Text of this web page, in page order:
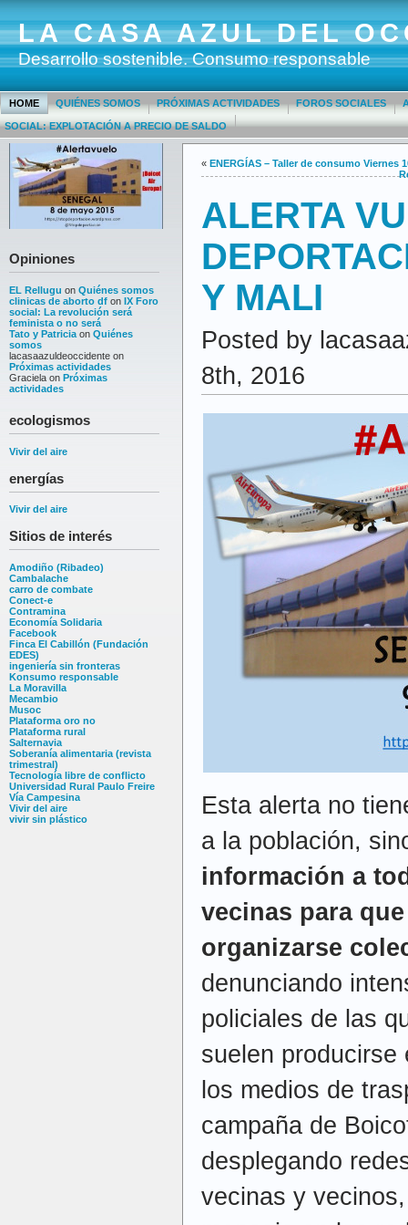
LA CASA AZUL DEL
Desarrollo sostenible. Consumo responsable
HOME QUIÉNES SOMOS PRÓXIMAS ACTIVIDADES FOROS SOCIALES
SOCIAL: EXPLOTACIÓN A PRECIO DE SALDO
Opiniones
EL Rellugu on Quiénes somos
clinicas de aborto df on IX Foro
social: La revolución será
feminista o no será
Tato y Patricia on Quiénes
somos
lacasaazuldeoccidente on
Próximas actividades
Graciela on Próximas
actividades
ecologismos
Vivir del aire
energías
Vivir del aire
Sitios de interés
Amodiño (Ribadeo)
Cambalache
carro de combate
Conect-e
Contramina
Economía Solidaria
Facebook
Finca El Cabillón (Fundación
EDES)
ingeniería sin fronteras
Konsumo responsable
La Moravilla
Mecambio
Musoc
Plataforma oro no
Plataforma rural
Salternavia
Soberanía alimentaria (revista
trimestral)
Tecnología libre de conflicto
Universidad Rural Paulo Freire
Vía Campesina
Vivir del aire
vivir sin plástico
« ENERGÍAS – Taller de consumo Viernes
ALERTA
Y MALI
Posted by
8th, 2016
Esta alerta no
a la población,
información a
vecinas para
organizarse
denunciando
policiales de las
suelen producirse
los medios de
campaña de
desplegando
vecinas y